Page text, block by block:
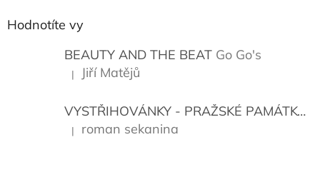
Hodnotíte vy
BEAUTY AND THE BEAT Go Go's
Hodnocení produktu je 5 z 5 hvězdiček.
| Jiří Matějů
VYSTŘIHOVÁNKY - PRAŽSKÉ PAMÁTKY
Hodnocení produktu je 5 z 5 hvězdiček.
| roman sekanina